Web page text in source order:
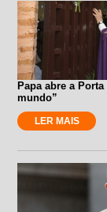
Papa abre a
mundo”
LER MAIS